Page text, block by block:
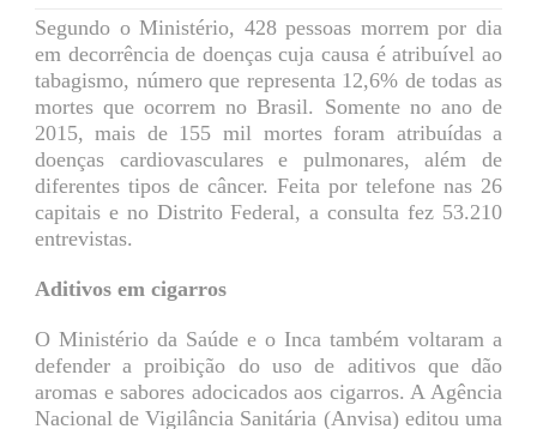
Segundo o Ministério, 428 pessoas morrem por dia
em decorrência de doenças cuja causa é atribuível ao
tabagismo, número que representa 12,6% de todas as
mortes que ocorrem no Brasil. Somente no ano de
2015, mais de 155 mil mortes foram atribuídas a
doenças cardiovasculares e pulmonares, além de
diferentes tipos de câncer. Feita por telefone nas 26
capitais e no Distrito Federal, a consulta fez 53.210
entrevistas.
Aditivos em cigarros
O Ministério da Saúde e o Inca também voltaram a
defender a proibição do uso de aditivos que dão
aromas e sabores adocicados aos cigarros. A Agência
Nacional de Vigilância Sanitária (Anvisa) editou uma